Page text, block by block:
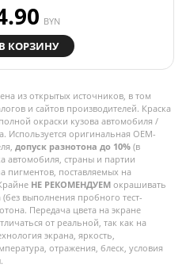
BYN
В КОРЗИНУ
из открытых источников, в том
и сайтов производителей. Краска
окраски кузова автомобиля /
Используется оригинальная OEM-
допуск разнотона до 10% (в
автомобиля, страны и партии
пигментов, поставляемых на
НЕ РЕКОМЕНДУЕМ окрашивать
выполнения пробного тест-
Передача цвета на экране
от реальной, так как на
экрана, яркость,
отражения, блеск, условия